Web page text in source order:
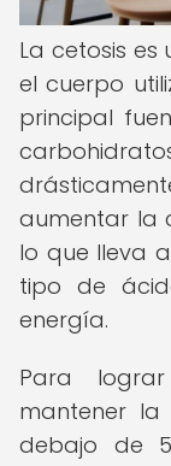
La cetosis
el cuerpo
principal
aumentar la
lo que lleva
tipo de
energía.
Para
mantener
debajo de